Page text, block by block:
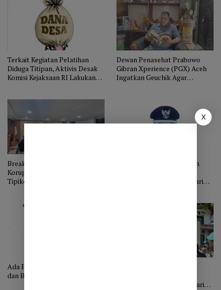
Terkait Kegiatan Pelatihan
Diduga Titipan, Aktivis Desak
Komisi Kejaksaan RI Lakukan
Dewan Penasehat Prabowo
Gibran Xperience (PGX) Aceh
Ingatkan Geuchik Agar
Breaking News. Terbukti
Korupsi Dana Desa Pengadilan
Tipikor Banda Aceh Vonis Reje
Reje Paya Tumpi Baru Aceh
Paralegal Justice Award dari
Ada Pinokio Diantara Pegasing
dan Bali
Kepulangan Reje Bimtek dari
X